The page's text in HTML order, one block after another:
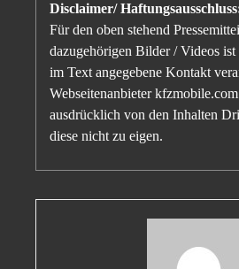
Disclaimer/
Für den oben stehend
dazugehörigen Bilder / Videos ist
im Text angegebene Kontakt
Webseitenanbieter
ausdrücklich von den Inhalten
diese nicht zu eigen.